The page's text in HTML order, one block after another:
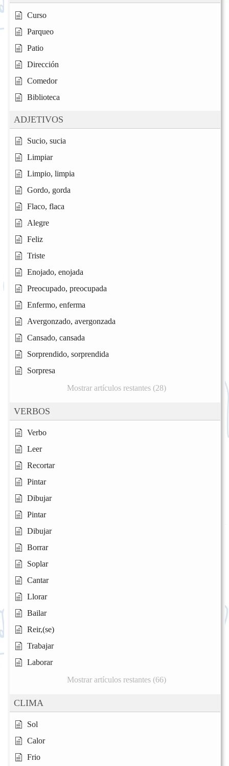
Curso
Parqueo
Patio
Dirección
Comedor
Biblioteca
ADJETIVOS
Sucio, sucia
Limpiar
Limpio, limpia
Gordo, gorda
Flaco, flaca
Alegre
Feliz
Triste
Enojado, enojada
Preocupado, preocupada
Enfermo, enferma
Avergonzado, avergonzada
Cansado, cansada
Sorprendido, sorprendida
Sorpresa
Mostrar artículos restantes (28)
VERBOS
Verbo
Leer
Recortar
Pintar
Dibujar
Pintar
Dibujar
Borrar
Soplar
Cantar
Llorar
Bailar
Reir,(se)
Trabajar
Laborar
Mostrar artículos restantes (66)
CLIMA
Sol
Calor
Frio